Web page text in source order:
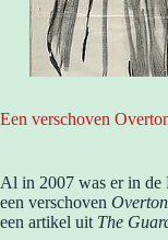
Een verschoven
Al in 2007 was er in de
een verschoven
een artikel uit The